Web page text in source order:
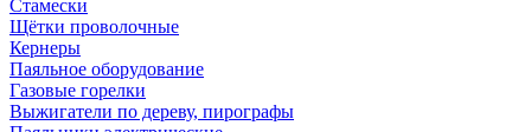
Стамески
Щётки проволочные
Кернеры
Паяльное оборудование
Газовые горелки
Выжигатели по дереву, пирографы